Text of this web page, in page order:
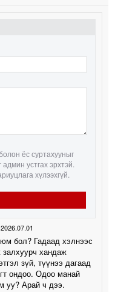
ёс суртахууныг
устгах эрхтэй.
хүлээхгүй.
2026.07.01
бол? Гадаад хэлнээс
хандаж
зүй, түүнээ дагаад
ондоо. Одоо манай
уу? Арай ч дээ.